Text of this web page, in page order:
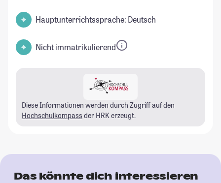
Hauptunterrichtssprache: Deutsch
Nicht immatrikulierend
Diese Informationen werden durch Zugriff auf den
Hochschulkompass der HRK erzeugt.
Das könnte dich interessieren